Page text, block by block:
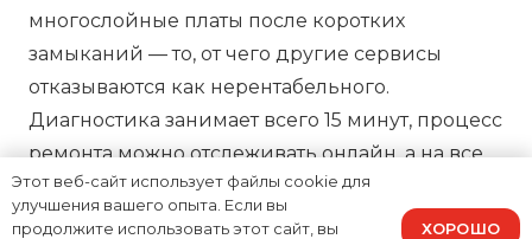
многослойные платы после коротких
замыканий — то, от чего другие сервисы
отказываются как нерентабельного.
Диагностика занимает всего 15 минут, процесс
ремонта можно отслеживать онлайн, а на все
работы предоставляем зафиксированную в
договоре гарантию, подтверждая нашу
Этот веб-сайт использует файлы cookie для
улучшения вашего опыта. Если вы
продолжите использовать этот сайт, вы
ХОРОШО